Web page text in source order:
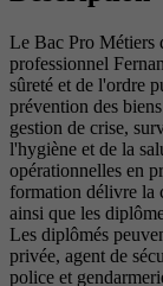
Le Bac Pro Métiers
professionnel
sûreté et de l'ordre
prévention des
gestion de crise,
l'hygiène et de la
opérationnelles en
formation délivre la
ainsi que les
Les diplômés
privée, agent de
police et